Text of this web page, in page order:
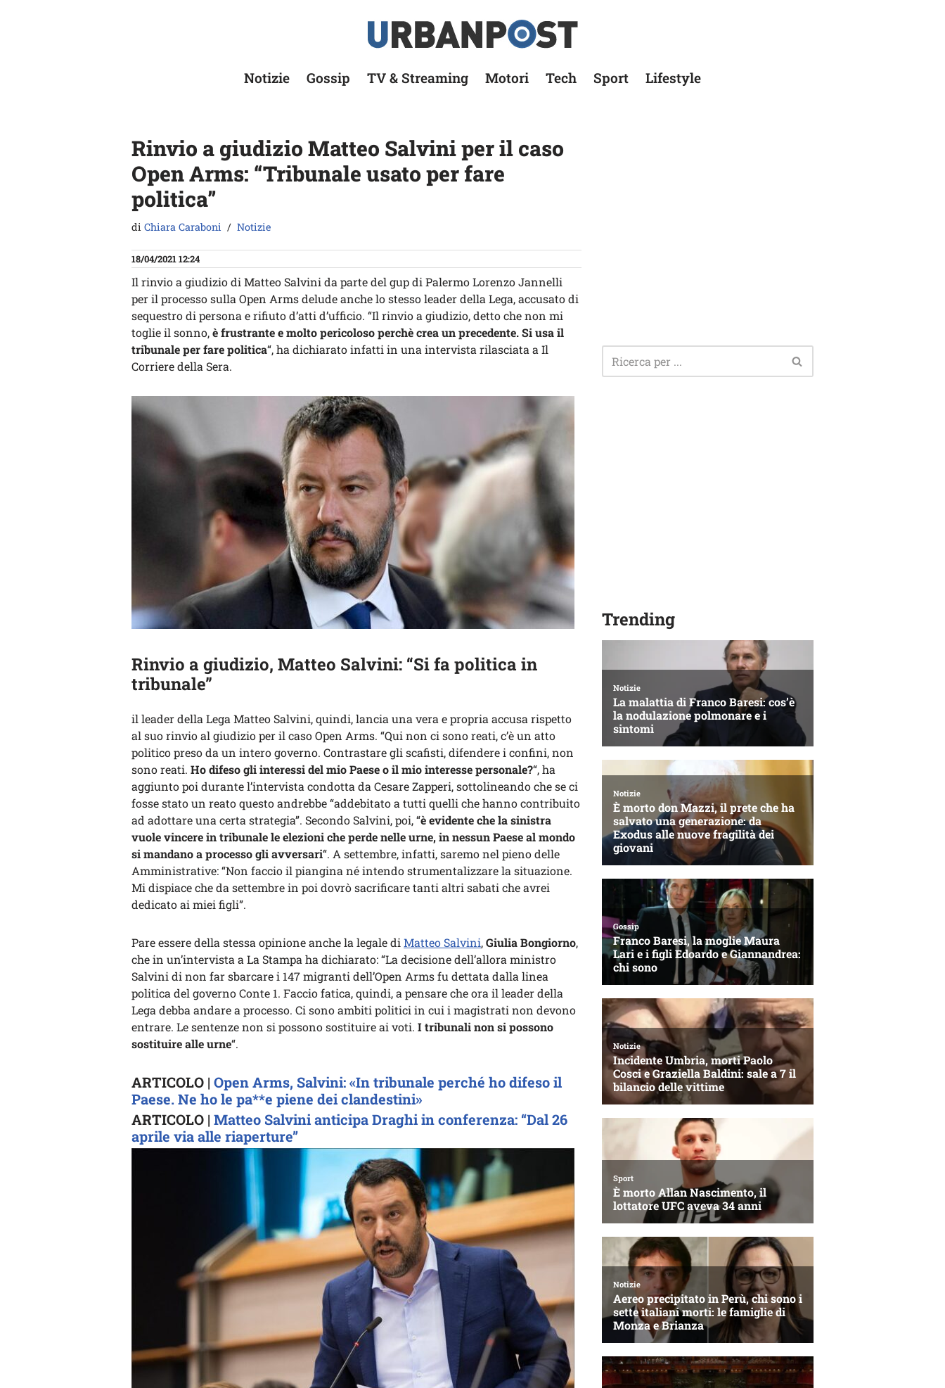
Notizie Gossip TV & Streaming Motori Tech Sport Lifestyle
Rinvio a giudizio Matteo Salvini per il caso
Open Arms: “Tribunale usato per fare
politica”
di Chiara Caraboni Notizie
18/04/2021 12:24
Il rinvio a giudizio di Matteo Salvini da parte del gup di Palermo Lorenzo Jannelli
per il processo sulla Open Arms delude anche lo stesso leader della Lega, accusato di
sequestro di persona e rifiuto d’atti d’ufficio. “Il rinvio a giudizio, detto che non mi
toglie il sonno,è frustrante e molto pericoloso perchè crea un precedente. Si usa il
tribunale per fare politica“, ha dichiarato infatti in una intervista rilasciata a Il
Corriere della Sera.
Rinvio a giudizio, Matteo Salvini: “Si fa politica in
tribunale”
il leader della Lega Matteo Salvini, quindi, lancia una vera e propria accusa rispetto
al suo rinvio al giudizio per il caso Open Arms. “Qui non ci sono reati, c’è un atto
politico preso da un intero governo. Contrastare gli scafisti, difendere i confini, non
sono reati. Ho difeso gli interessi del mio Paese o il mio interesse personale?“, ha
aggiunto poi durante l’intervista condotta da Cesare Zapperi, sottolineando che se ci
fosse stato un reato questo andrebbe “addebitato a tutti quelli che hanno contribuito
ad adottare una certa strategia”. Secondo Salvini, poi, “è evidente che la sinistra
vuole vincere in tribunale le elezioni che perde nelle urne, in nessun Paese al mondo
si mandano a processo gli avversari“. A settembre, infatti, saremo nel pieno delle
Amministrative: “Non faccio il piangina né intendo strumentalizzare la situazione.
Mi dispiace che da settembre in poi dovrò sacrificare tanti altri sabati che avrei
dedicato ai miei figli”.
Pare essere della stessa opinione anche la legale di Matteo Salvini,Giulia Bongiorno,
che in un’intervista a La Stampa ha dichiarato: “La decisione dell’allora ministro
Salvini di non far sbarcare i 147 migranti dell’Open Arms fu dettata dalla linea
politica del governo Conte 1. Faccio fatica, quindi, a pensare che ora il leader della
Lega debba andare a processo. Ci sono ambiti politici in cui i magistrati non devono
entrare. Le sentenze non si possono sostituire ai voti. I tribunali non si possono
sostituire alle urne“.
ARTICOLO | Open Arms, Salvini: «In tribunale perché ho difeso il
Paese. Ne ho le pa**e piene dei clandestini»
ARTICOLO | Matteo Salvini anticipa Draghi in conferenza: “Dal 26
aprile via alle riaperture”
Trending